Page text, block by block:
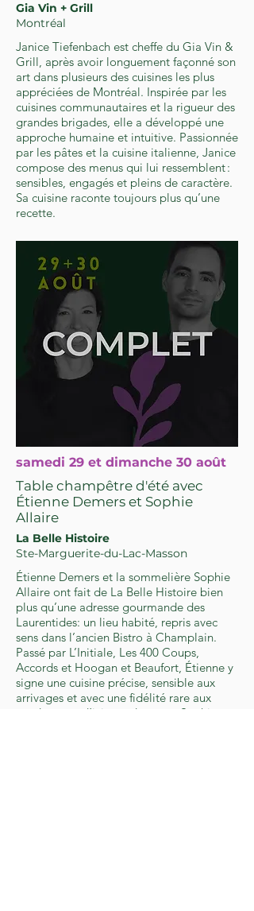
Gia Vin + Grill
Montréal
Janice Tiefenbach est cheffe du Gia Vin &
Grill, après avoir longuement façonné son
art dans plusieurs des cuisines les plus
appréciées de Montréal. Inspirée par les
cuisines communautaires et la rigueur des
grandes brigades, elle a développé une
approche humaine et intuitive. Passionnée
par les pâtes et la cuisine italienne, Janice
compose des menus qui lui ressemblent :
sensibles, engagés et pleins de caractère.
Sa cuisine raconte toujours plus qu’une
recette.
samedi 29 et dimanche 30 août
Table champêtre d'été avec
Étienne Demers et Sophie
Allaire
La Belle Histoire
Ste-Marguerite-du-Lac-Masson
Étienne Demers et la sommelière Sophie
Allaire ont fait de La Belle Histoire bien
plus qu’une adresse gourmande des
Laurentides: un lieu habité, repris avec
sens dans l’ancien Bistro à Champlain.
Passé par L’Initiale, Les 400 Coups,
Accords et Hoogan et Beaufort, Étienne y
signe une cuisine précise, sensible aux
arrivages et avec une fidélité rare aux
producteurs d’ici, pendant que Sophie